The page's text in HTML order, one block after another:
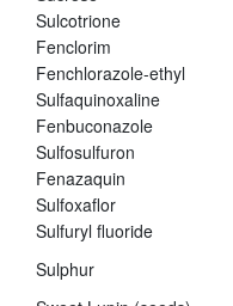
Sulcotrione
Fenclorim
Fenchlorazole-ethyl
Sulfaquinoxaline
Fenbuconazole
Sulfosulfuron
Fenazaquin
Sulfoxaflor
Sulfuryl fluoride
Sulphur